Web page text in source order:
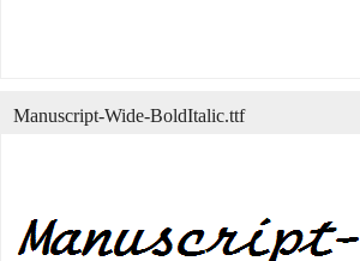
Manuscript-Wide-BoldItalic.ttf